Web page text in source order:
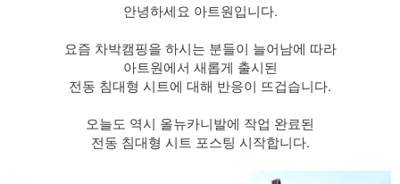
안녕하세요 아트원입니다.
​ 요즘 차박캠핑을 하시는 분들이 늘어남에 따라
아트원에서 새롭게 출시된
전동 침대형 시트에 대해 반응이 뜨겁습니다.
​ 오늘도 역시 올뉴카니발에 작업 완료된
전동 침대형 시트 포스팅 시작합니다.